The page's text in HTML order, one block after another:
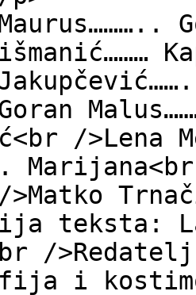
/>Lena
teksta:
/
i